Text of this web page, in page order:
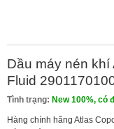
Dầu máy nén khí
Fluid
Tình trạng: New 100%, có
Hàng chính hãng Atlas